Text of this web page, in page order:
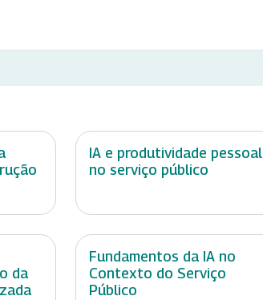
IA e produtividade pessoal
no serviço público
da
Fundamentos da IA no
Contexto do Serviço
Público